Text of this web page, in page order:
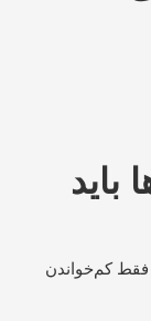
باید
فقط کم‌خواندن